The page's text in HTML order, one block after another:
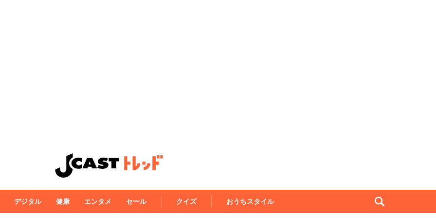
デジタル 健康 エンタメ セール クイズ おうちスタイル